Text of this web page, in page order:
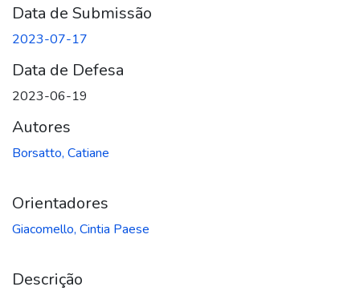
Data de Submissão
2023-07-17
Data de Defesa
2023-06-19
Autores
Borsatto, Catiane
Orientadores
Giacomello, Cintia Paese
Descrição